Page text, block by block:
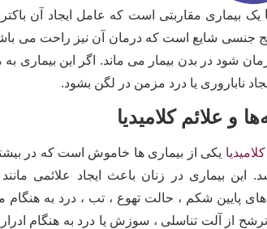
یک بیماری مقاربتی است که عامل ایجاد آن
جنسی شایع است که درمان آن نیز راحت می باشد
شود در بدن بیمار می ماند. اگر این
ناباروری یا درد مزمن در لگن بشود.
و علائم کلامیدیا
یکی از بیماری ها خاموش است که در بیشتر
این بیماری در زنان باعث ایجاد علائمی
پایین شکم ، حالت تهوع ، تب ، درد به
از آلت تناسلی ، سوزش یا درد به هنگام